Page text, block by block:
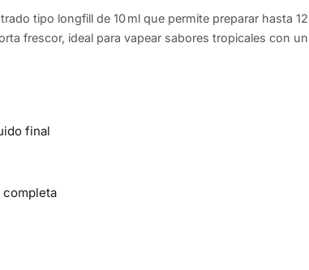
tipo longfill de 10 ml que permite preparar hasta
frescor, ideal para vapear sabores tropicales con
final
completa